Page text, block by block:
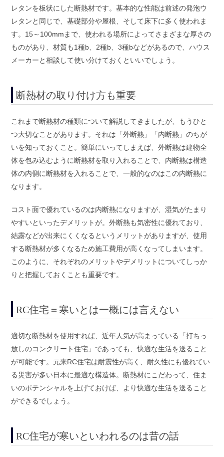
レタンを板状にした断熱材です。基本的な性能は前述の発泡ウ
レタンと同じで、基礎部分や屋根、そして床下に多く使われま
す。15～100mmまで、使われる場所によってさまざまな厚さの
ものがあり、材質も1種b、2種b、3種bなどがあるので、ハウス
メーカーと相談して使い分けておくといいでしょう。
断熱材の取り付け方も重要
これまで断熱材の種類について解説してきましたが、もうひと
つ大切なことがあります。それは「外断熱」「内断熱」のちが
いを知っておくこと。簡単にいってしまえば、外断熱は建物全
体を包み込むように断熱材を取り入れることで、内断熱は構造
体の内側に断熱材を入れることで、一般的なのはこの内断熱に
なります。
コスト面で優れているのは内断熱になりますが、湿気がたまり
やすいといったデメリットが。外断熱も気密性に優れており、
結露などが出来にくくなるというメリットがありますが、使用
する断熱材が多くなるため施工費用が高くなってしまいます。
このように、それぞれのメリットやデメリットについてしっか
りと把握しておくことも重要です。
RC住宅＝寒いとは一概には言えない
適切な断熱材を使用すれば、近年人気が高まっている「打ちっ
放しのコンクリート住宅」であっても、快適な生活を送ること
が可能です。元来RC住宅は耐震性が高く、耐久性にも優れてい
る災害が多い日本に最適な構造体。断熱材にこだわって、住ま
いのポテンシャルを上げておけば、より快適な生活を送ること
ができるでしょう。
RC住宅が寒いといわれるのは昔の話